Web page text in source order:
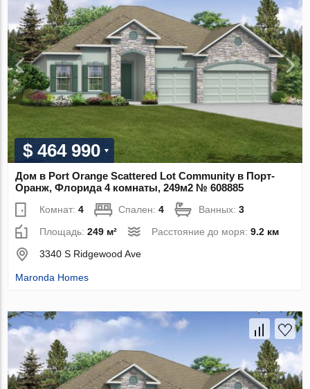
$ 464 990
Дом в Port Orange Scattered Lot Community в Порт-
Оранж, Флорида 4 комнаты, 249м2 № 608885
Комнат:4 Спален:4 Ванных:3
Площадь:249 м² Расстояние до моря:9.2 км
3340 S Ridgewood Ave
Maronda Homes